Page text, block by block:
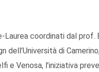
Laurea coordinati dal
dell’Università di
e Venosa, l’iniziativa